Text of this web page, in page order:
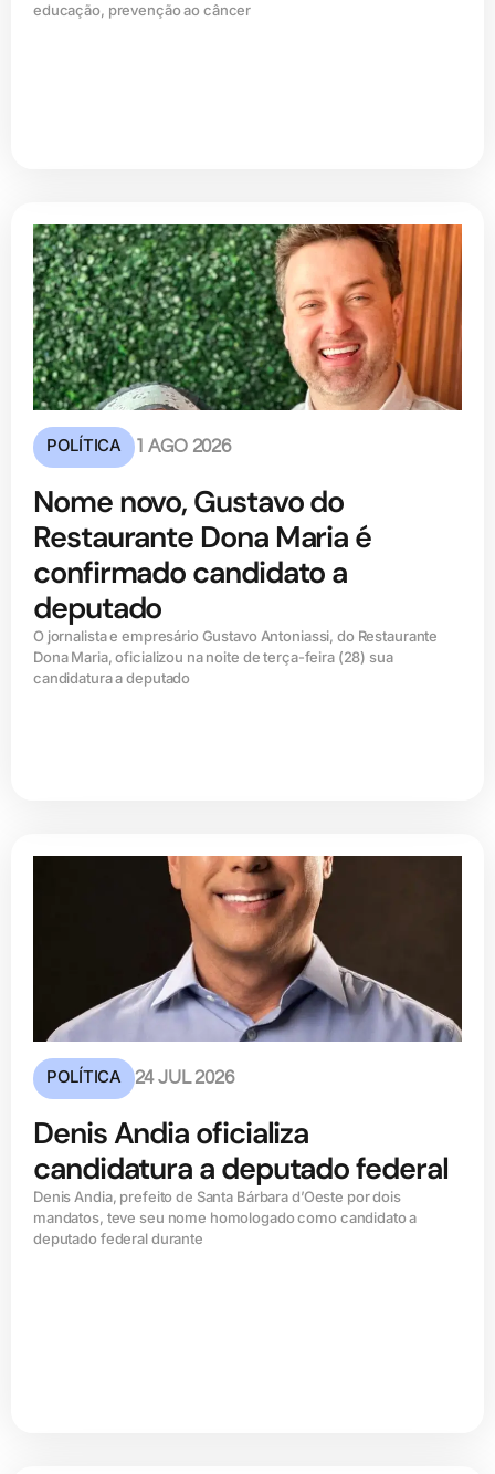
educação, prevenção ao câncer
POLÍTICA 1 AGO 2026
Nome novo, Gustavo do
Restaurante Dona Maria é
confirmado candidato a
deputado
O jornalista e empresário Gustavo Antoniassi, do Restaurante
Dona Maria, oficializou na noite de terça-feira (28) sua
candidatura a deputado
POLÍTICA 24 JUL 2026
Denis Andia oficializa
candidatura a deputado federal
Denis Andia, prefeito de Santa Bárbara d’Oeste por dois
mandatos, teve seu nome homologado como candidato a
deputado federal durante